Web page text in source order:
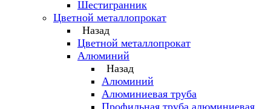
Шестигранник
Цветной металлопрокат
Назад
Цветной металлопрокат
Алюминий
Назад
Алюминий
Алюминиевая труба
Профильная труба алюминиевая